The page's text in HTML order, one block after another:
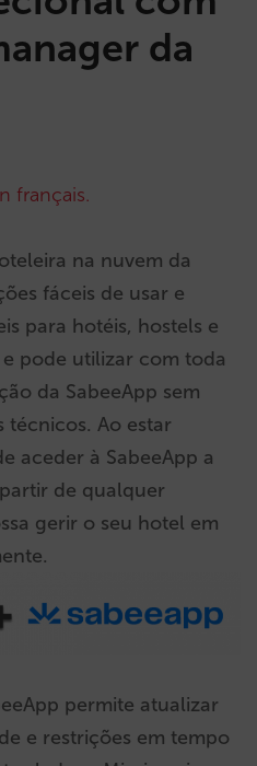
da
français.
na nuvem da
fáceis de usar e
para hotéis, hostels e
pode utilizar com toda
da SabeeApp sem
Ao estar
aceder à SabeeApp a
de qualquer
gerir o seu hotel em
permite atualizar
e restrições em tempo